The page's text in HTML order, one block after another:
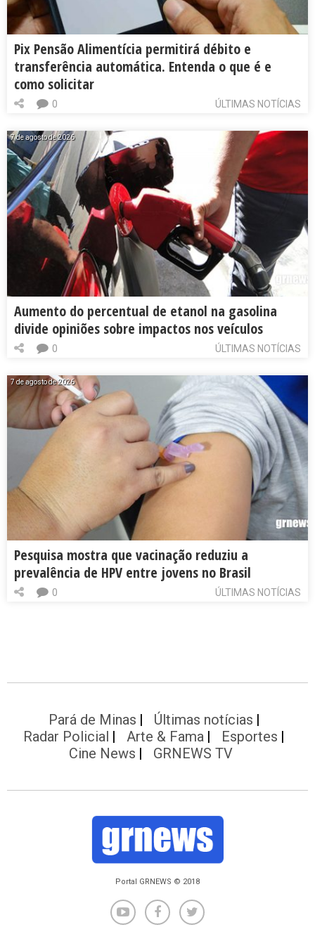
Pix Pensão Alimentícia permitirá débito e
transferência automática. Entenda o que é e
como solicitar
ÚLTIMAS NOTÍCIAS
0
7 de agosto de 2026
Aumento do percentual de etanol na gasolina
divide opiniões sobre impactos nos veículos
ÚLTIMAS NOTÍCIAS
0
7 de agosto de 2026
Pesquisa mostra que vacinação reduziu a
prevalência de HPV entre jovens no Brasil
ÚLTIMAS NOTÍCIAS
0
Pará de Minas
Últimas notícias
Radar Policial
Arte & Fama
Esportes
Cine News
GRNEWS TV
Portal GRNEWS © 2018